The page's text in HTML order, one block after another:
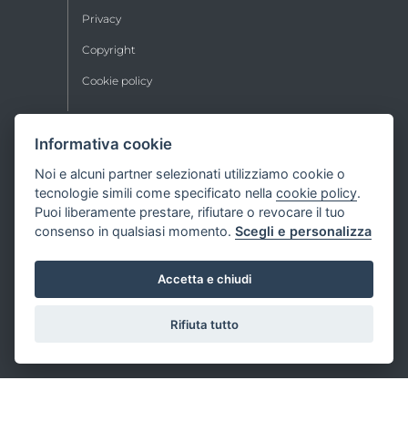
HYDRAULIC
Medium pressure
High pressure
Constant pressure
Very high pressure
INDUSTRIAL
Industrial
automation
Fuel
Chemicals
Water
Privacy
Copyright
Cookie policy
Informativa cookie
Noi e alcuni partner selezionati utilizziamo cookie o
tecnologie simili come specificato nellacookie policy.
Puoi liberamente prestare, rifiutare o revocare il tuo
consenso in qualsiasi momento.Scegli e personalizza
Accetta e chiudi
Rifiuta tutto